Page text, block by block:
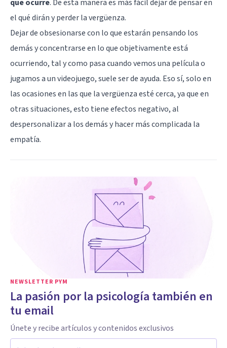
que ocurre. De esta manera es más fácil dejar de pensar en
el qué dirán y perder la vergüenza.
Dejar de obsesionarse con lo que estarán pensando los
demás y concentrarse en lo que objetivamente está
ocurriendo, tal y como pasa cuando vemos una película o
jugamos a un videojuego, suele ser de ayuda. Eso sí, solo en
las ocasiones en las que la vergüenza esté cerca, ya que en
otras situaciones, esto tiene efectos negativo, al
despersonalizar a los demás y hacer más complicada la
empatía.
NEWSLETTER PYM
La pasión por la psicología también en
tu email
Únete y recibe artículos y contenidos exclusivos